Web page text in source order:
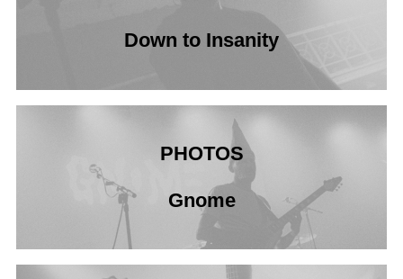
Down to Insanity
PHOTOS
Gnome